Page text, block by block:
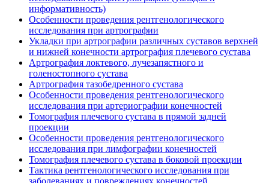
информативность)
Особенности проведения рентгенологического
исследования при артрографии
Укладки при артрографии различных суставов верхней
и нижней конечности артрография плечевого сустава
Артрография локтевого, лучезапястного и
голеностопного сустава
Артрография тазобедренного сустава
Особенности проведения рентгенологического
исследования при артериографии конечностей
Томография плечевого сустава в прямой задней
проекции
Особенности проведения рентгенологического
исследования при лимфографии конечностей
Томография плечевого сустава в боковой проекции
Тактика рентгенологического исследования при
заболеваниях и повреждениях конечностей